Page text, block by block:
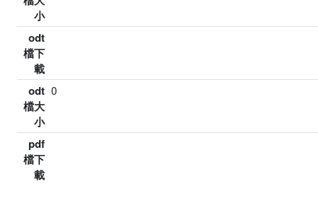
小
odt
檔下
載
odt
檔大
小
0
pdf
檔下
載